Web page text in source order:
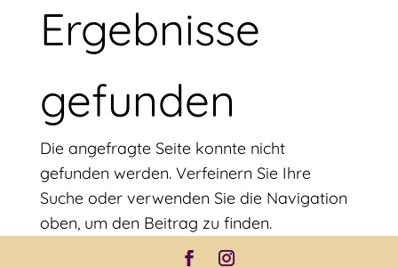
Ergebnisse
gefunden
Die angefragte Seite konnte nicht
gefunden werden. Verfeinern Sie Ihre
Suche oder verwenden Sie die Navigation
oben, um den Beitrag zu finden.